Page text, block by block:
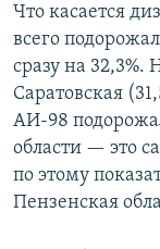
Что касается
всего
сразу на 32,3%.
Саратовская
АИ-98
области — это
по этому
Пензенская